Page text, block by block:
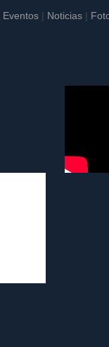
Eventos | Noticias |